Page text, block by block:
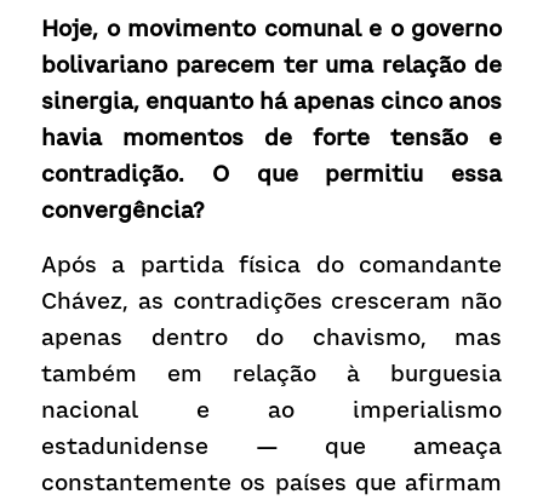
Hoje, o movimento comunal e o governo
bolivariano parecem ter uma relação de
sinergia, enquanto há apenas cinco anos
havia momentos de forte tensão e
contradição. O que permitiu essa
convergência?
Após a partida física do comandante
Chávez, as contradições cresceram não
apenas dentro do chavismo, mas
também em relação à burguesia
nacional e ao imperialismo
estadunidense — que ameaça
constantemente os países que afirmam